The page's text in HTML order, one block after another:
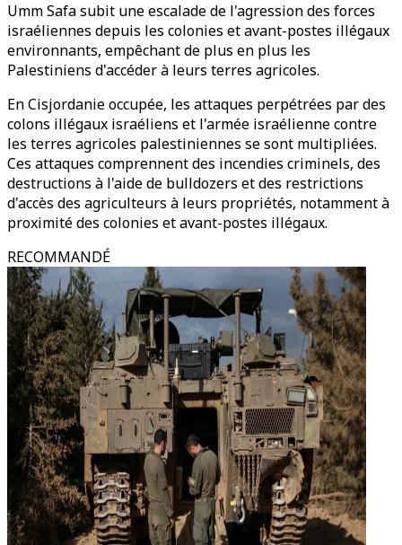
Umm Safa subit une escalade de l'agression des forces
israéliennes depuis les colonies et avant-postes illégaux
environnants, empêchant de plus en plus les
Palestiniens d'accéder à leurs terres agricoles.
En Cisjordanie occupée, les attaques perpétrées par des
colons illégaux israéliens et l'armée israélienne contre
les terres agricoles palestiniennes se sont multipliées.
Ces attaques comprennent des incendies criminels, des
destructions à l'aide de bulldozers et des restrictions
d'accès des agriculteurs à leurs propriétés, notamment à
proximité des colonies et avant-postes illégaux.
RECOMMANDÉ